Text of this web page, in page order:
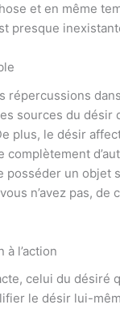
et en même
presque
répercussions
sources du
plus, le désir
posséder un
n’avez pas,
l’action
celui du
le désir lui-